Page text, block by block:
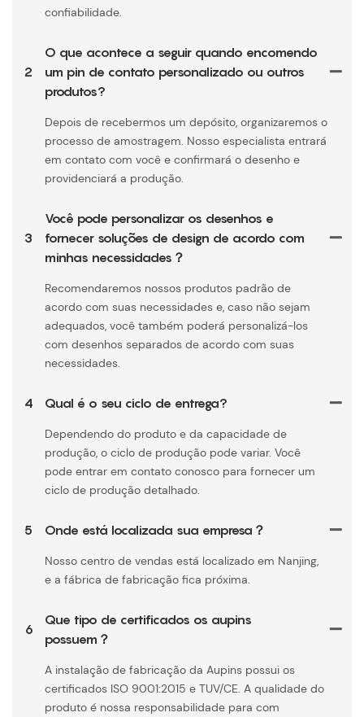
confiabilidade.
2
O que acontece a seguir quando encomendo
um pin de contato personalizado ou outros
produtos?
Depois de recebermos um depósito, organizaremos o
processo de amostragem. Nosso especialista entrará
em contato com você e confirmará o desenho e
providenciará a produção.
3
Você pode personalizar os desenhos e
fornecer soluções de design de acordo com
minhas necessidades？
Recomendaremos nossos produtos padrão de
acordo com suas necessidades e, caso não sejam
adequados, você também poderá personalizá-los
com desenhos separados de acordo com suas
necessidades.
4 Qual é o seu ciclo de entrega?
Dependendo do produto e da capacidade de
produção, o ciclo de produção pode variar. Você
pode entrar em contato conosco para fornecer um
ciclo de produção detalhado.
5 Onde está localizada sua empresa？
Nosso centro de vendas está localizado em Nanjing,
e a fábrica de fabricação fica próxima.
6
Que tipo de certificados os aupins
possuem？
A instalação de fabricação da Aupins possui os
certificados ISO 9001:2015 e TUV/CE. A qualidade do
produto é nossa responsabilidade para com